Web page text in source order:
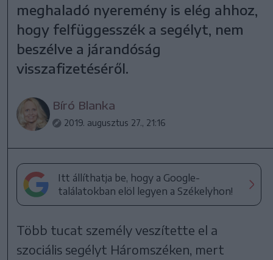
meghaladó nyeremény is elég ahhoz,
hogy felfüggesszék a segélyt, nem
beszélve a járandóság
visszafizetéséről.
Bíró Blanka
2019. augusztus 27., 21:16
Itt állíthatja be, hogy a Google-
találatokban elöl legyen a Székelyhon!
Több tucat személy veszítette el a
szociális segélyt Háromszéken, mert